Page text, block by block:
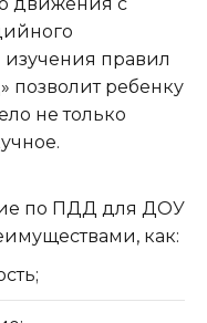
движения с
правил
ребенку
не только
по ПДД для ДОУ
как: